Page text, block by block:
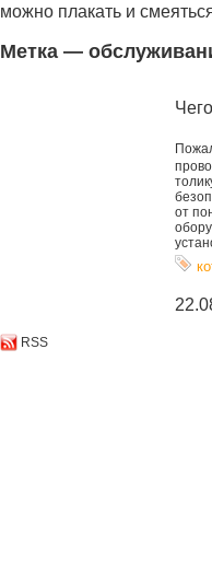
можно плакать и
Метка —
от
RSS